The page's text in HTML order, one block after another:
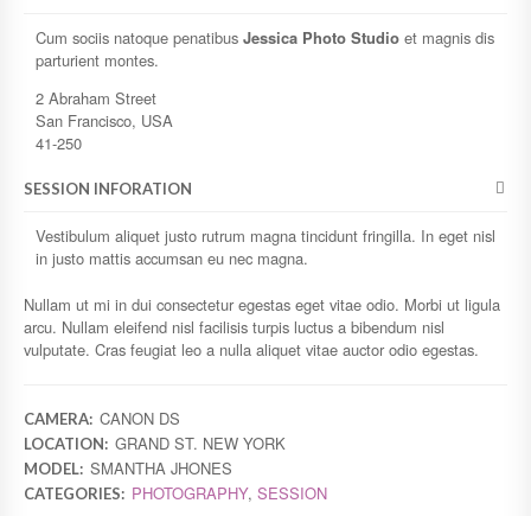
Cum sociis natoque penatibus Jessica Photo Studio et magnis dis
parturient montes.
2 Abraham Street
San Francisco, USA
41-250
SESSION INFORATION
Vestibulum aliquet justo rutrum magna tincidunt fringilla. In eget nisl
in justo mattis accumsan eu nec magna.
Nullam ut mi in dui consectetur egestas eget vitae odio. Morbi ut ligula
arcu. Nullam eleifend nisl facilisis turpis luctus a bibendum nisl
vulputate. Cras feugiat leo a nulla aliquet vitae auctor odio egestas.
CAMERA: CANON DS
LOCATION: GRAND ST. NEW YORK
MODEL: SMANTHA JHONES
CATEGORIES: PHOTOGRAPHY,SESSION